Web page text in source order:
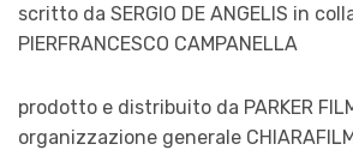
scritto da SERGIO DE ANGELIS in
PIERFRANCESCO CAMPANELLA
prodotto e distribuito da PARKER
organizzazione generale